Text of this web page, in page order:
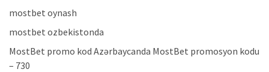
mostbet oynash
mostbet ozbekistonda
MostBet promo kod Azərbaycanda MostBet promosyon kodu
– 730